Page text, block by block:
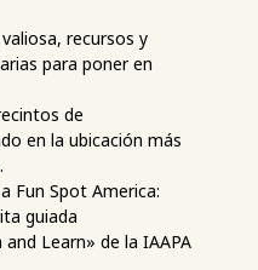
recursos y
para poner en
de
en la ubicación más
Fun Spot America:
guiada
Learn» de la IAAPA